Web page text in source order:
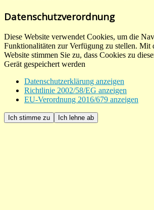
Datenschutzverordnung
Diese Website verwendet Cookies, um die
Funktionalitäten zur Verfügung zu stellen. Mit
Website stimmen Sie zu, dass Cookies zu
Gerät gespeichert werden
Datenschutzerklärung anzeigen
Richtlinie 2002/58/EG anzeigen
EU-Verordnung 2016/679 anzeigen
Ich stimme zu Ich lehne ab